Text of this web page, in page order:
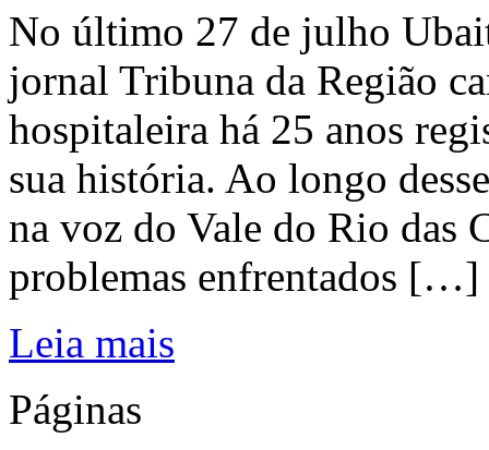
No último 27 de julho
jornal Tribuna da Região
hospitaleira há 25 anos
sua história. Ao longo
na voz do Vale do Rio das
problemas enfrentados […]
Leia mais
Páginas